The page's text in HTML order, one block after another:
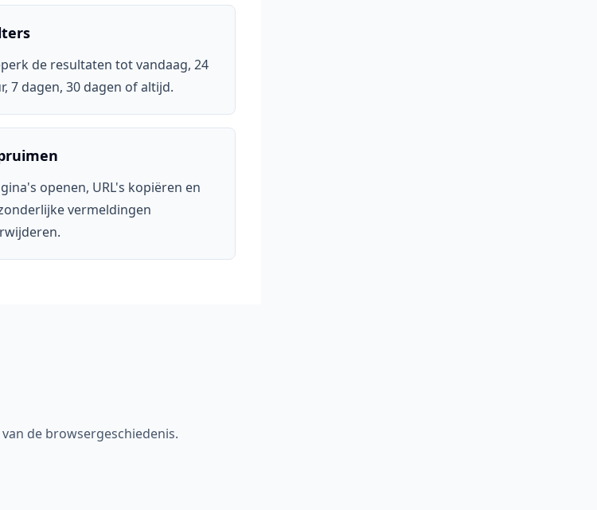
de resultaten tot vandaag, 24
7 dagen, 30 dagen of altijd.
openen, URL's kopiëren en
vermeldingen
de browsergeschiedenis.